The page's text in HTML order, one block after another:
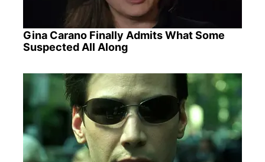
Gina Carano Finally Admits What Some
Suspected All Along